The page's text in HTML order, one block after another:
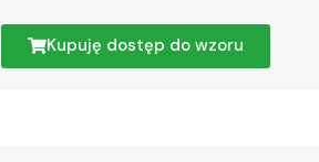
Kupuję dostęp do wzoru